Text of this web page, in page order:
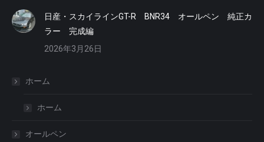
日産・スカイラインGT-R BNR34 オールペン 純正カ
ラー 完成編
2026年3月26日
ホーム
ホーム
オールペン